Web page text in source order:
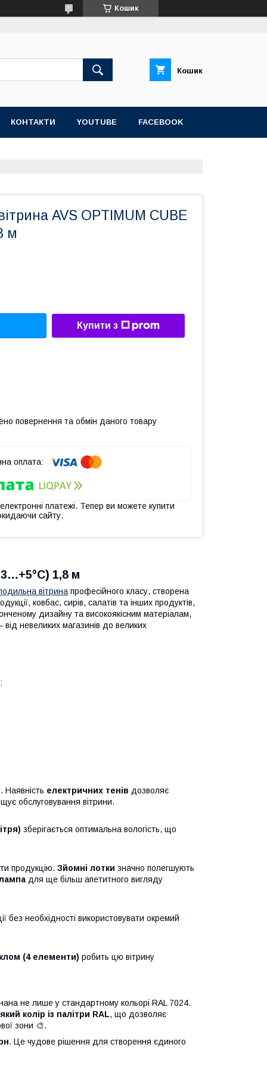
Кошик
Кошик
КОНТАКТИ YOUTUBE FACEBOOK
AVS OPTIMUM CUBE
м
Купити з
повернення та обмін даного товару
платежі. Тепер ви можете купити
сайту.
1,8 м
вітринапрофесійного класу, створена
ковбас, сирів, салатів та інших продуктів,
дизайну та високоякісним матеріалам,
невеликих магазинів до великих
Наявність електричних тенів дозволяє
обслуговування вітрини.
зберігається оптимальна вологість, що
продукцію. Зйомні лотки значно полегшують
для ще більш апетитного вигляду
без необхідності використовувати окремий
(4 елементи) робить цю вітрину
не лише у стандартному кольорі RAL 7024.
колір із палітри RAL, що дозволяє
зони 🎨.
. Це чудове рішення для створення єдиного